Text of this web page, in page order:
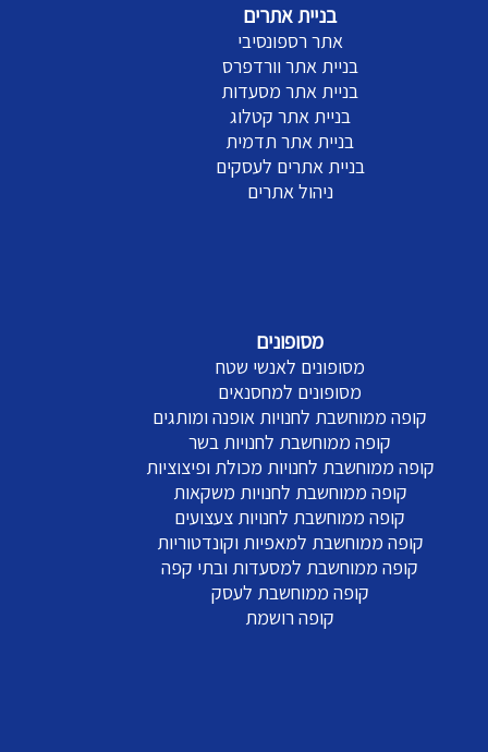
בניית אתרים
אתר רספונסיבי
בניית אתר וורדפרס
בניית אתר מסעדות
בניית אתר קטלוג
בניית אתר תדמית
בניית אתרים לעסקים
ניהול אתרים
מסופונים
מסופונים לאנשי שטח
מסופונים למחסנאים
קופה ממוחשבת לחנויות אופנה ומותגים
קופה ממוחשבת לחנויות בשר
קופה ממוחשבת לחנויות מכולת ופיצוציות
קופה ממוחשבת לחנויות משקאות
קופה ממוחשבת לחנויות צעצועים
קופה ממוחשבת למאפיות וקונדטוריות
קופה ממוחשבת למסעדות ובתי קפה
קופה ממוחשבת לעסק
קופה רושמת